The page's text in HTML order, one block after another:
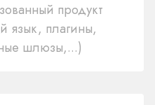
продукт
язык, плагины,
шлюзы,...)